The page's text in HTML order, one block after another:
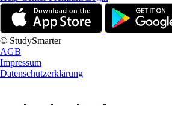
© StudySmarter
AGB
Impressum
Datenschutzerklärung